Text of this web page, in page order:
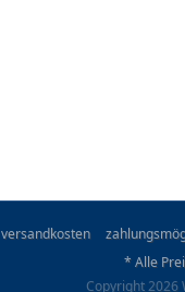
versandkosten
* Alle
Copyright 2026